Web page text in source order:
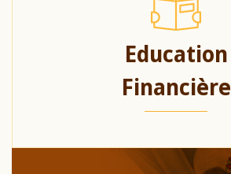
Education
Financière